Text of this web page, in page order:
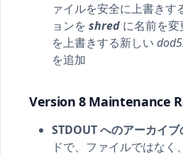
ァイルを安全に上書きす
ョンを shred に名前を
を上書きする新しい
を追加
Version 8 Maintenance
STDOUT へのアーカイ
ドで、ファイルではなく